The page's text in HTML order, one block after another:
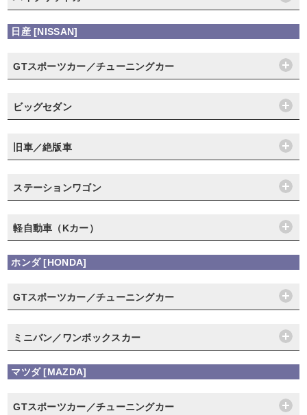
日産 [NISSAN]
GTスポーツカー／チューニングカー
ビッグセダン
旧車／絶版車
ステーションワゴン
軽自動車（Kカー）
ホンダ [HONDA]
GTスポーツカー／チューニングカー
ミニバン／ワンボックスカー
マツダ [MAZDA]
GTスポーツカー／チューニングカー